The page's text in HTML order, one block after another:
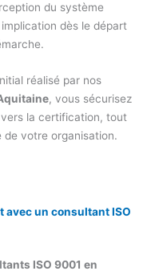
du système
dès le départ
réalisé par nos
, vous sécurisez
la certification, tout
votre organisation.
avec un consultant ISO
ISO 9001 en